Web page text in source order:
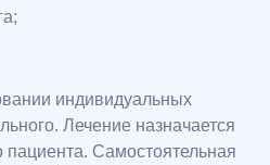
индивидуальных
Лечение назначается
пациента. Самостоятельная